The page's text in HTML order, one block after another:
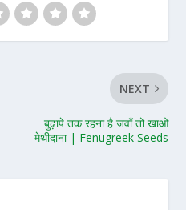
NEXT
बुढ़ापे तक रहना है जवाँ तो खाओ
मेथीदाना | Fenugreek Seeds